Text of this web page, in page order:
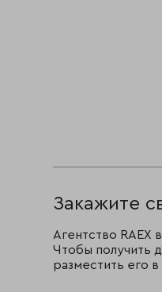
Закажите
Агентство RAEX
Чтобы получить
разместить его